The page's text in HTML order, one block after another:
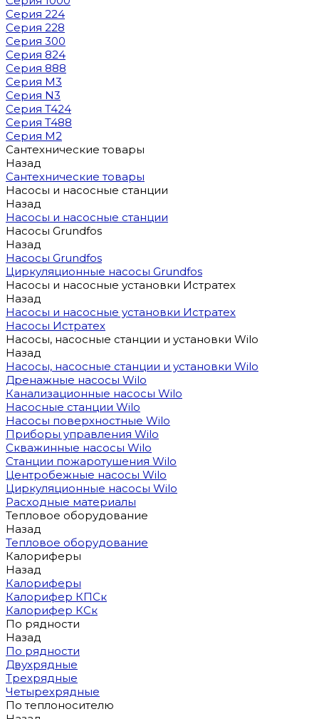
Серия 224
Серия 228
Серия 300
Серия 824
Серия 888
Серия M3
Серия N3
Серия T424
Серия T488
Серия М2
Сантехнические товары
Назад
Сантехнические товары
Насосы и насосные станции
Назад
Насосы и насосные станции
Насосы Grundfos
Назад
Насосы Grundfos
Циркуляционные насосы Grundfos
Насосы и насосные установки Истратех
Назад
Насосы и насосные установки Истратех
Насосы Истратех
Насосы, насосные станции и установки Wilo
Назад
Насосы, насосные станции и установки Wilo
Дренажные насосы Wilo
Канализационные насосы Wilo
Насосные станции Wilo
Насосы поверхностные Wilo
Приборы управления Wilo
Скважинные насосы Wilo
Станции пожаротушения Wilo
Центробежные насосы Wilo
Циркуляционные насосы Wilo
Расходные материалы
Тепловое оборудование
Назад
Тепловое оборудование
Калориферы
Назад
Калориферы
Калорифер КПСк
Калорифер КСк
По рядности
Назад
По рядности
Двухрядные
Трехрядные
Четырехрядные
По теплоносителю